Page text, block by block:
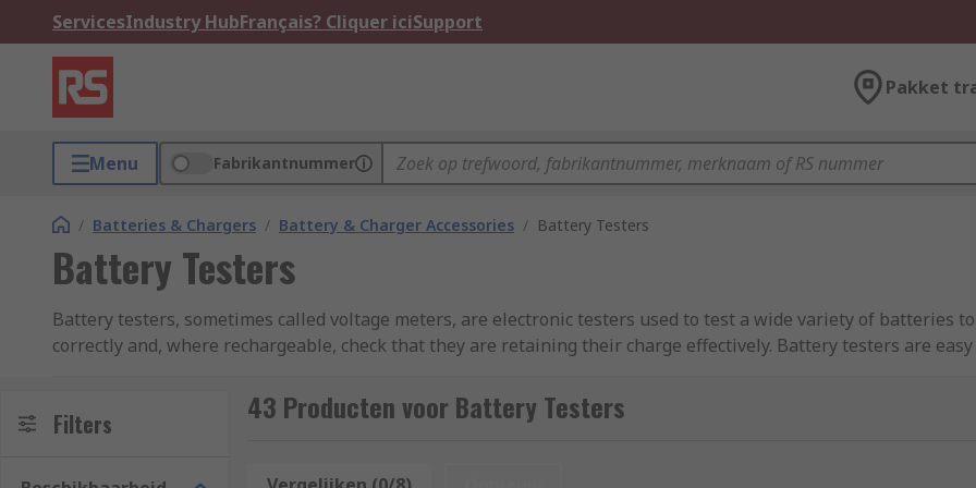
ServicesIndustry HubFrançais? Cliquer iciSupport
Pakket
Menu Fabrikantnummer
/ Batteries & Chargers / Battery & Charger Accessories / Battery Testers
Battery Testers
Battery testers, sometimes called voltage meters, are electronic testers used to test a wide variety of batteries
correctly and, where rechargeable, check that they are retaining their charge effectively. Battery testers are
Amprobe, BK-Precision, Fluke, Hioki, Midtronics TecMate, and RS PRO. Learn more in our complete
Filters 43 Producten voor Battery Testers